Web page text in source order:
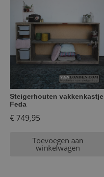
Steigerhouten vakkenkastje
Feda
€749,95
Toevoegen aan
winkelwagen